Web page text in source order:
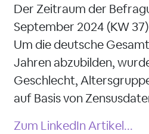
Der Zeitraum der
September 2024 (KW
Um die deutsche
Jahren abzubilden,
Geschlecht,
auf Basis von
Zum LinkedIn Artikel...